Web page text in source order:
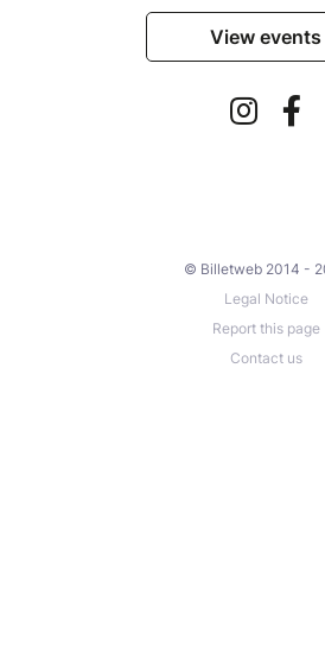
View events
© Billetweb 2014 -
Legal Notice
Report this page
Contact us